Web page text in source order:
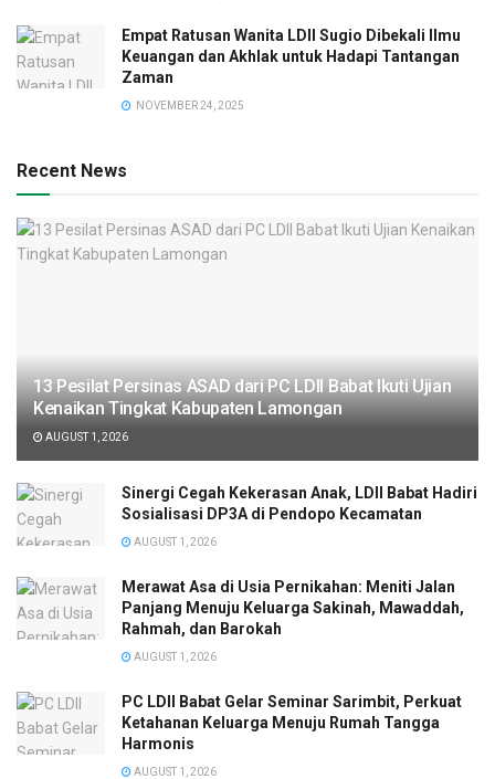
Empat Ratusan Wanita LDII Sugio Dibekali Ilmu
Keuangan dan Akhlak untuk Hadapi Tantangan
Zaman
NOVEMBER 24, 2025
Recent News
13 Pesilat Persinas ASAD dari PC LDII Babat Ikuti Ujian
Kenaikan Tingkat Kabupaten Lamongan
AUGUST 1, 2026
Sinergi Cegah Kekerasan Anak, LDII Babat Hadiri
Sosialisasi DP3A di Pendopo Kecamatan
AUGUST 1, 2026
Merawat Asa di Usia Pernikahan: Meniti Jalan
Panjang Menuju Keluarga Sakinah, Mawaddah,
Rahmah, dan Barokah
AUGUST 1, 2026
PC LDII Babat Gelar Seminar Sarimbit, Perkuat
Ketahanan Keluarga Menuju Rumah Tangga
Harmonis
AUGUST 1, 2026